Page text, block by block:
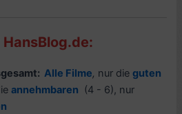
Alle Filme, nur dieguten
annehmbaren (4 - 6), nur